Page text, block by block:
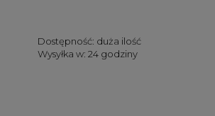
Dostępność: duża ilość
Wysyłka w: 24 godziny